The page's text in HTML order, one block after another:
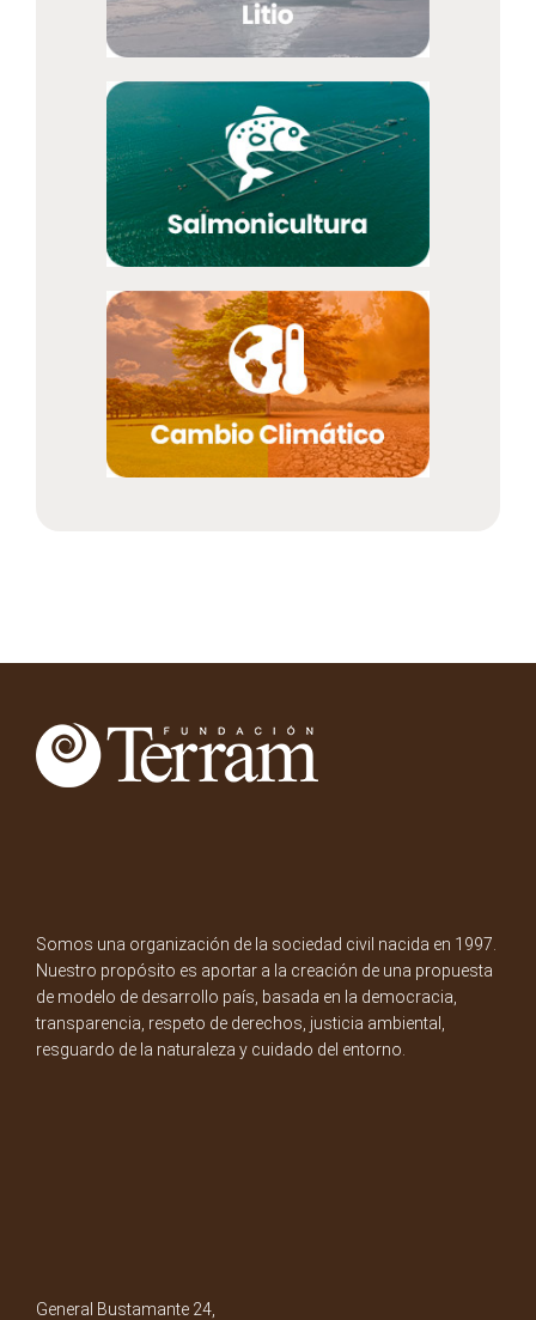
Somos una organización de la sociedad civil nacida en 1997.
Nuestro propósito es aportar a la creación de una propuesta
de modelo de desarrollo país, basada en la democracia,
transparencia, respeto de derechos, justicia ambiental,
resguardo de la naturaleza y cuidado del entorno.
General Bustamante 24,